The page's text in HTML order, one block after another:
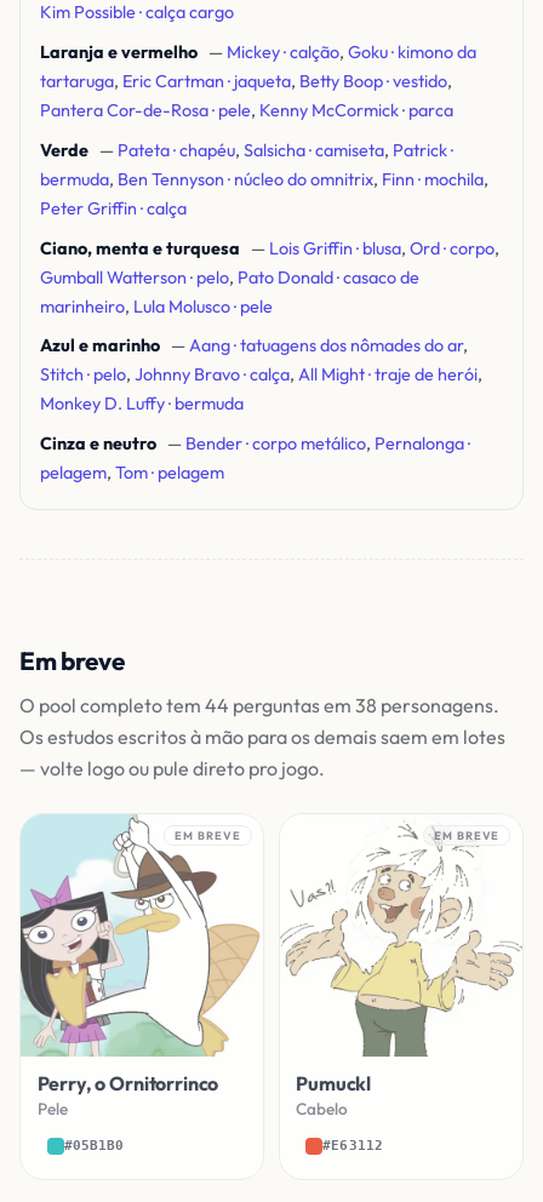
Kim Possible · calça cargo
Laranja e vermelho — Mickey · calção, Goku · kimono da
tartaruga, Eric Cartman · jaqueta, Betty Boop · vestido,
Pantera Cor-de-Rosa · pele, Kenny McCormick · parca
Verde — Pateta · chapéu, Salsicha · camiseta, Patrick ·
bermuda, Ben Tennyson · núcleo do omnitrix, Finn · mochila,
Peter Griffin · calça
Ciano, menta e turquesa
— Lois Griffin · blusa, Ord · corpo,
Gumball Watterson · pelo, Pato Donald · casaco de
marinheiro, Lula Molusco · pele
Azul e marinho —Aang · tatuagens dos nômades do ar,
Stitch · pelo, Johnny Bravo · calça, All Might · traje de herói,
Monkey D. Luffy · bermuda
Cinza e neutro — Bender · corpo metálico, Pernalonga ·
pelagem, Tom · pelagem
Em breve
O pool completo tem 44 perguntas em 38 personagens.
Os estudos escritos à mão para os demais saem em lotes
— volte logo ou pule direto pro jogo.
Perry, o Ornitorrinco
Pele
#05B1B0
EM BREVE
Pumuckl
Cabelo
#E63112
EM BREVE